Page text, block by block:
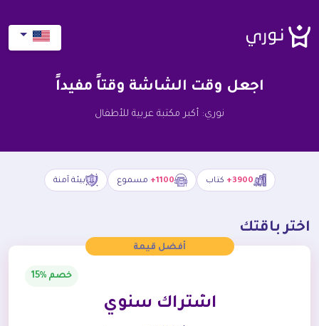
اجعل وقت الشاشة وقتاً مفيداً
نوري: أكبر مكتبة عربية للأطفال
3900+ كتاب 1100+ مسموع بيئة آمنة
اختر باقتك
أفضل قيمة
خصم %15
اشتراك سنوي